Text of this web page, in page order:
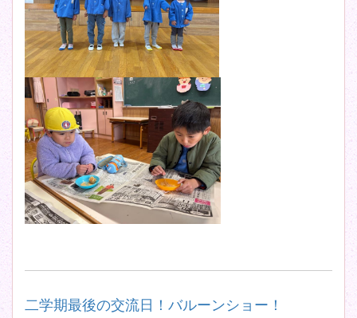
二学期最後の交流日！バルーンショー！